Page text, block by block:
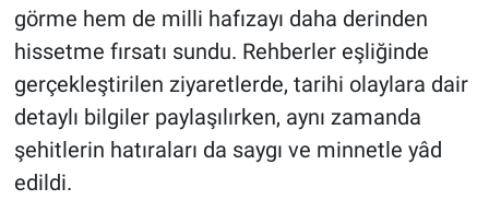
görme hem de milli hafızayı daha derinden
hissetme fırsatı sundu. Rehberler eşliğinde
gerçekleştirilen ziyaretlerde, tarihi olaylara dair
detaylı bilgiler paylaşılırken, aynı zamanda
şehitlerin hatıraları da saygı ve minnetle yâd
edildi.